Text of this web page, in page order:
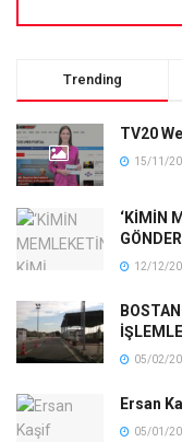
Trending
TV20
15/11/
‘KİMİN
12/12/
05/02/
Ersan
05/01/